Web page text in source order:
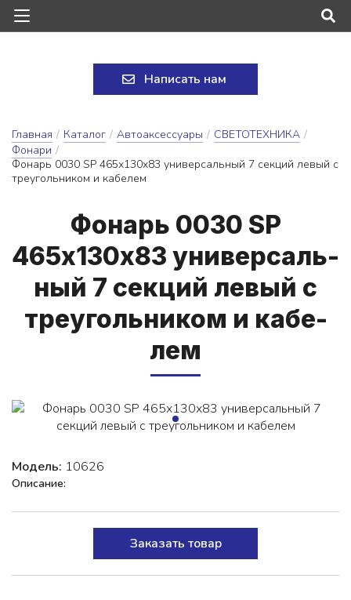
Написать нам
Главная / Каталог / Автоаксессуары / СВЕТОТЕХНИКА /
Фонари /
Фонарь 0030 SР 465х130х83 универсальный 7 секций левый с
треугольником и кабелем
Фо­нарь 0030 SР
465х130х83 у­ни­вер­саль­
ный 7 сек­ций ле­вый с
тре­у­голь­ни­ком и ка­бе­
лем
Модель: 10626
Описание:
Заказать товар